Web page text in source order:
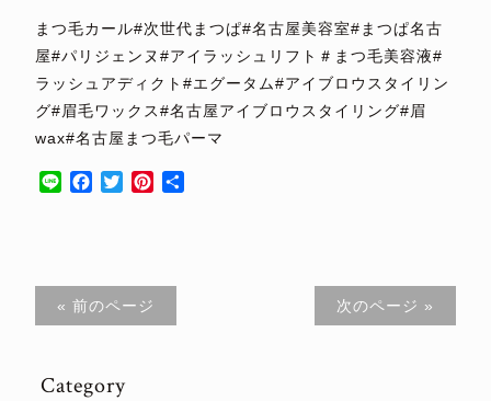
まつ毛カール#次世代まつぱ#名古屋美容室#まつぱ名古
屋#パリジェンヌ#アイラッシュリフト＃まつ毛美容液#
ラッシュアディクト#エグータム#アイブロウスタイリン
グ#眉毛ワックス#名古屋アイブロウスタイリング#眉
wax#名古屋まつ毛パーマ
Line Facebook
TwitterPinterest
« 前のページ 次のページ »
Category